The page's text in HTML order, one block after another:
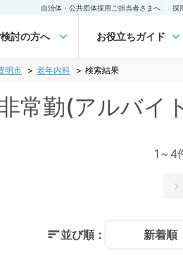
自治体・公共団体採用ご担当者さまへ 採
討の方へ お役立ちガイド
明市 老年内科 検索結果
常勤(アルバイ
1～4
並び順： 新着順